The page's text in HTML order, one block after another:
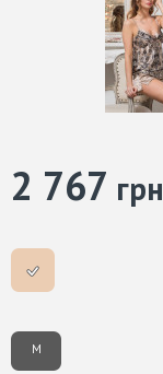
M
2 767